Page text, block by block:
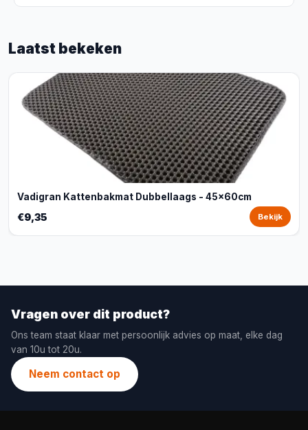
Laatst bekeken
Vadigran Kattenbakmat Dubbellaags - 45x60cm
€9,35 Bekijk
Vragen over dit product?
Ons team staat klaar met persoonlijk advies op maat, elke dag
van 10u tot 20u.
Neem contact op